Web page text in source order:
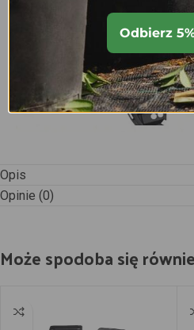
Opis
Opinie (0)
Może spodoba się
Odbierz